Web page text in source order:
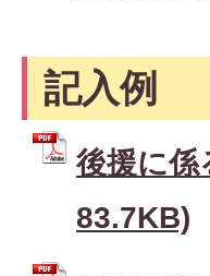
記入例
後援に係
83.7KB)